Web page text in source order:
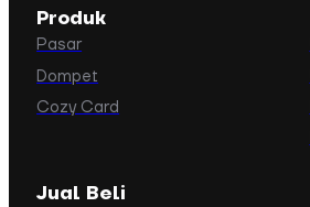
Produk
Pasar
Dompet
Cozy Card
Jual Beli